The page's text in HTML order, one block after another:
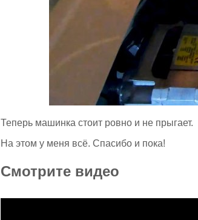
Теперь машинка стоит ровно и не прыгает.
На этом у меня всё. Спасибо и пока!
Смотрите видео